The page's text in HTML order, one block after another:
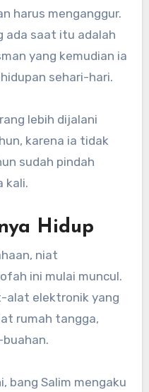
harus menganggur.
ada saat itu adalah
yang kemudian ia
sehari-hari.
lebih dijalani
karena ia tidak
sudah pindah
kali.
Hidup
niat
ini mulai muncul.
alat elektronik yang
rumah tangga,
bang Salim mengaku